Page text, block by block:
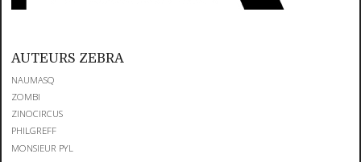
AUTEURS ZEBRA
NAUMASQ
ZOMBI
ZINOCIRCUS
PHILGREFF
MONSIEUR PYL